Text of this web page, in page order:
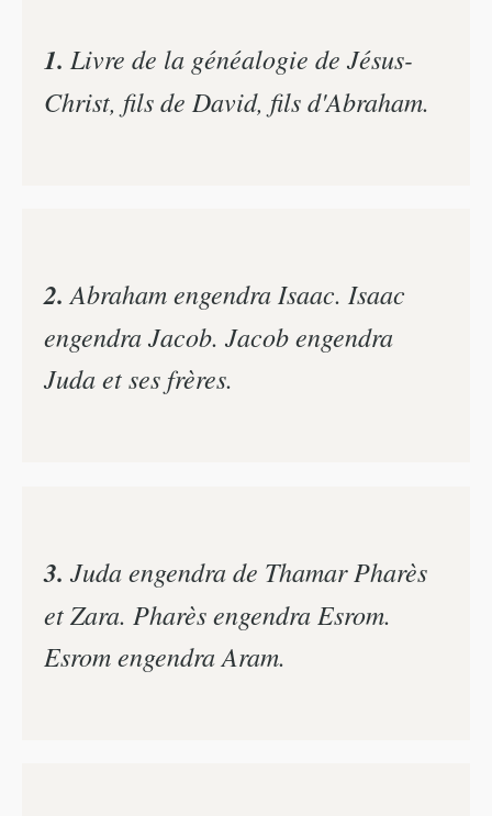
1. Livre de la généalogie de Jésus-
Christ, fils de David, fils d'Abraham.
2. Abraham engendra Isaac. Isaac
engendra Jacob. Jacob engendra
Juda et ses frères.
3. Juda engendra de Thamar Pharès
et Zara. Pharès engendra Esrom.
Esrom engendra Aram.